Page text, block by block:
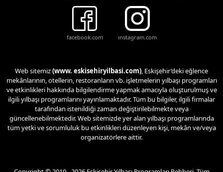
facebook.com instagram.com
Web sitemiz(www. eskisehiryilbasi.com), Eskişehir’deki eğlence
mekânlarının, otellerin, restoranların vb. işletmelerin yılbaşı programları
ve etkinlikleri hakkında bilgilendirme yapmak amacıyla oluşturulmuş ve
ilgili yılbaşı programlarını yayınlamaktadır. Tüm bu bilgiler, ilgili firmalar
tarafından istenildiği zaman değiştirilebilmekte veya
güncellenebilmektedir. Web sitemizde yer alan yılbaşı programlarında
tüm yetki ve sorumluluk bu etkinlikleri düzenleyen kişi, mekân ve/veya
organizatörlere aittir.